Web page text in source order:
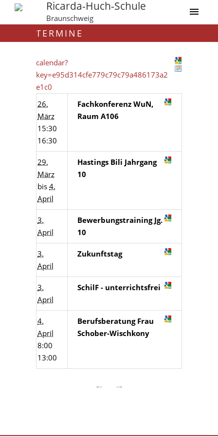
Ricarda-Huch-Schule
Braunschweig
TERMINE
calendar?
key=e95d314cfe779c79c79a486173a2
e1c0
26.
März
15:30
16:30
Fachkonferenz WuN,
Raum A106
29.
März
bis 4.
April
Hastings Bili Jahrgang
10
3.
April
Bewerbungstraining Jg.
10
3.
April
Zukunftstag
3.
April
SchilF - unterrichtsfrei
4.
April
8:00
13:00
Berufsberatung Frau
Schober-Wischkony
← →